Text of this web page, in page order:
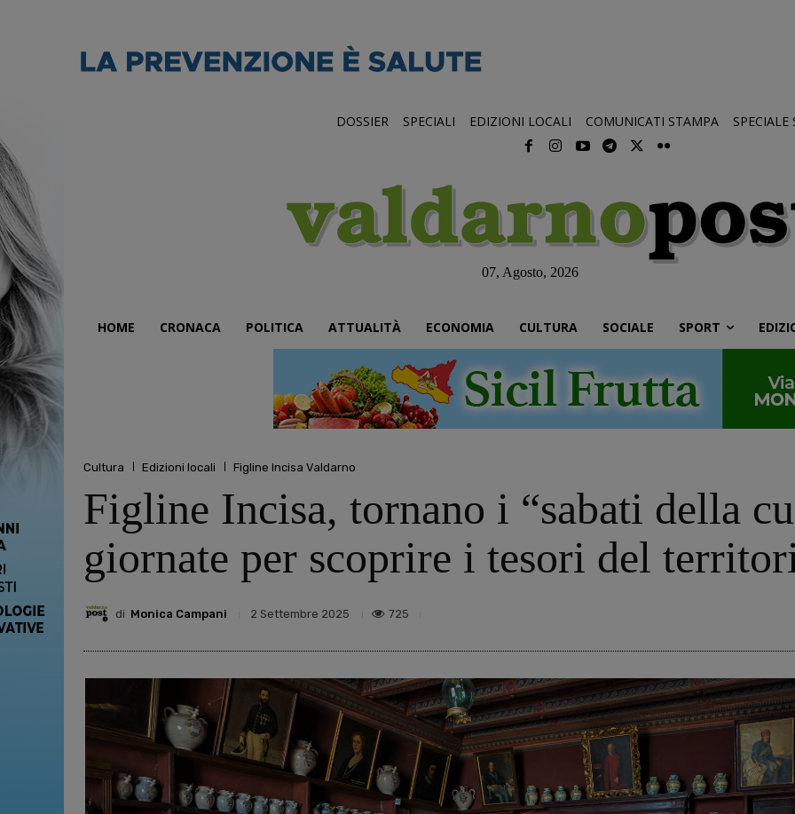
DOSSIER SPECIALI EDIZIONI LOCALI COMUNICATI STAMPA SPECIALE
07, Agosto, 2026
HOME CRONACA POLITICA ATTUALITÀ ECONOMIA CULTURA SOCIALE SPORT
Cultura Edizioni locali Figline Incisa Valdarno
Figline Incisa, tornano i “sabati della
giornate per scoprire i tesori del
di Monica Campani 2 Settembre 2025 725